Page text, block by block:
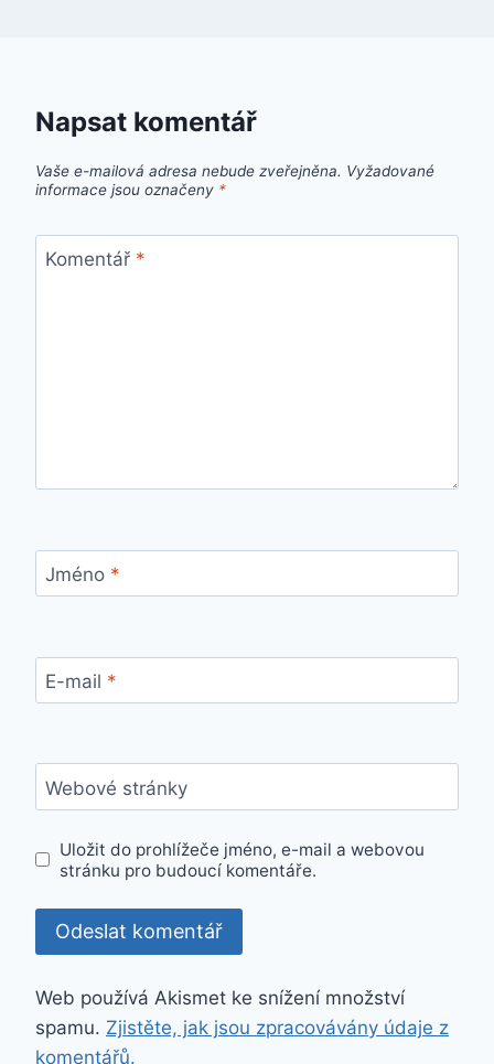
Napsat komentář
Vaše e-mailová adresa nebude zveřejněna. Vyžadované
informace jsou označeny *
Komentář *
Jméno *
E-mail *
Webové stránky
Uložit do prohlížeče jméno, e-mail a webovou
stránku pro budoucí komentáře.
Web používá Akismet ke snížení množství
spamu. Zjistěte, jak jsou zpracovávány údaje z
komentářů.